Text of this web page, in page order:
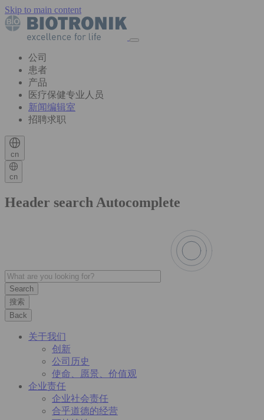
Skip to main content
公司
患者
产品
医疗保健专业人员
新闻编辑室
招聘求职
cn
cn
Header search Autocomplete
搜索
Back
关于我们
创新
公司历史
使命、愿景、价值观
企业责任
企业社会责任
合乎道德的经营